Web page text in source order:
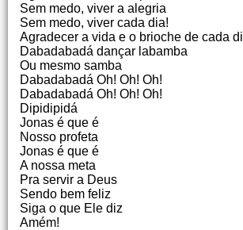
Sem medo, viver a alegria
Sem medo, viver cada dia!
Agradecer a vida e o brioche de cada
Dabadabadá dançar labamba
Ou mesmo samba
Dabadabadá Oh! Oh! Oh!
Dabadabadá Oh! Oh! Oh!
Dipidipidá
Jonas é que é
Nosso profeta
Jonas é que é
A nossa meta
Pra servir a Deus
Sendo bem feliz
Siga o que Ele diz
Amém!